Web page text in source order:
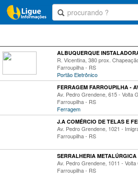
ALBUQUERQUE
R. Vicentina, 380 prox.
Farroupilha - RS
Portão Eletrônico
FERRAGEM FARROUPILHA -
Av. Pedro Grendene, 615 - Volta
Farroupilha - RS
Ferragem
J.A COMÉRCIO DE TELAS E
Av. Pedro Grendene, 1021 -
Farroupilha - RS
SERRALHERIA METALÚRGICA
Av. Pedro Grendene, 1011 -
Farroupilha - RS